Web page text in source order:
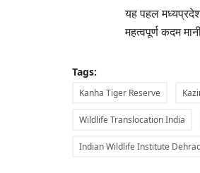
यह पहल
महत्वपूर्ण कदम
Tags:
Kanha Tiger Reserve
Wildlife Translocation India
Indian Wildlife Institute